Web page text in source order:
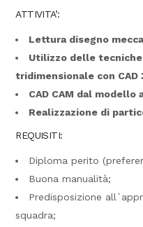
ATTIVITA’:
Lettura disegno
Utilizzo delle
tridimensionale con CAD
CAD CAM dal modello
Realizzazione di
REQUISITI:
Diploma perito
Buona manualità;
Predisposizione
squadra;